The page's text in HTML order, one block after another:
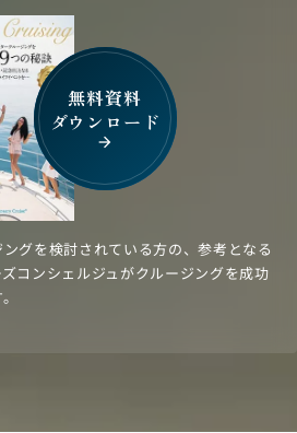
無料資料
ダウンロード
arrow_forward
グを検討されている方の、参考となる
コンシェルジュがクルージングを成功